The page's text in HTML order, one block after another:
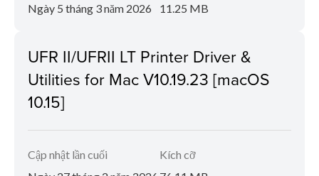
Ngày 5 tháng 3 năm 2026
11.25 MB
UFR II/UFRII LT Printer Driver &
Utilities for Mac V10.19.23 [macOS
10.15]
Cập nhật lần cuối
Kích cỡ